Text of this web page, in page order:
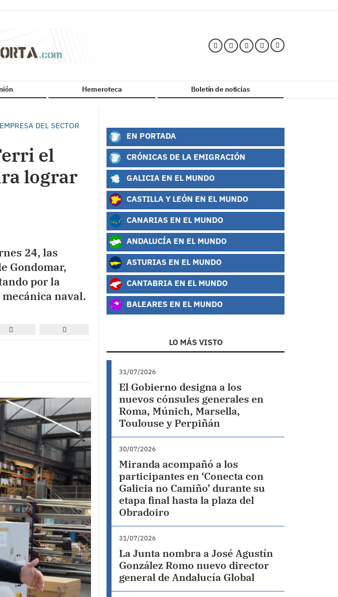
Hemeroteca Boletín de noticias
DEL SECTOR
el
lograr
24, las
Gondomar,
por la
naval.
EN PORTADA
CRÓNICAS DE LA EMIGRACIÓN
GALICIA EN EL MUNDO
CASTILLA Y LEÓN EN EL MUNDO
CANARIAS EN EL MUNDO
ANDALUCÍA EN EL MUNDO
ASTURIAS EN EL MUNDO
CANTABRIA EN EL MUNDO
BALEARES EN EL MUNDO
LO MÁS VISTO
31/07/2026
El Gobierno designa a los
nuevos cónsules generales en
Roma, Múnich, Marsella,
Toulouse y Perpiñán
30/07/2026
Miranda acompañó a los
participantes en ‘Conecta con
Galicia no Camiño’ durante su
etapa final hasta la plaza del
Obradoiro
31/07/2026
La Junta nombra a José Agustín
González Romo nuevo director
general de Andalucía Global